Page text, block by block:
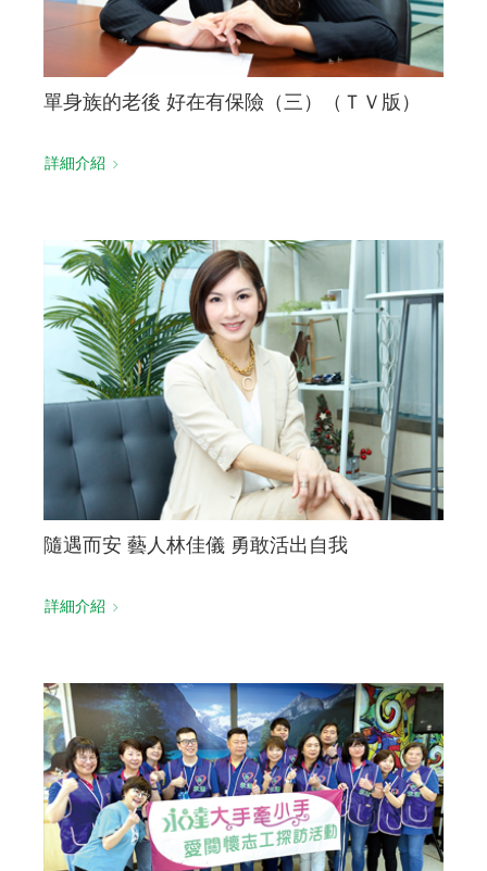
單身族的老後 好在有保險（三）（ＴＶ版）
詳細介紹
隨遇而安 藝人林佳儀 勇敢活出自我
詳細介紹